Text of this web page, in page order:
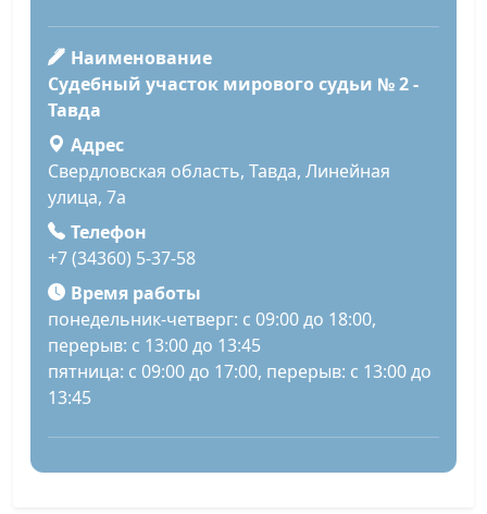
Наименование
Судебный участок мирового судьи № 2 -
Тавда
Адрес
Свердловская область, Тавда, Линейная
улица, 7а
Телефон
+7 (34360) 5-37-58
Время работы
понедельник-четверг: с 09:00 до 18:00,
перерыв: с 13:00 до 13:45
пятница: с 09:00 до 17:00, перерыв: с 13:00 до
13:45